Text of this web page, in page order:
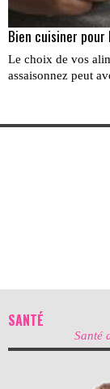
Bien cuisiner
Le choix de vos
assaisonnez peut
SANTÉ
Santé